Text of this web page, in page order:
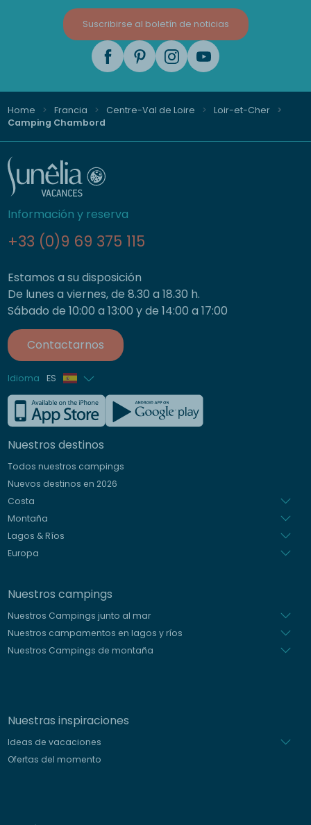
Suscribirse al boletín de noticias
Home Francia Centre-Val de Loire
Loir-et-Cher
Camping Chambord
Información y reserva
+33 (0)9 69 375 115
Estamos a su disposición
De lunes a viernes, de 8.30 a 18.30 h.
Sábado de 10:00 a 13:00 y de 14:00 a 17:00
Contactarnos
Idioma ES
Francés
Inglés
Alemán
Nuestros destinos
Todos nuestros campings
Nuevos destinos en 2026
Costa
Montaña
Lagos & Ríos
Europa
Nuestros campings
Nuestros Campings junto al mar
Nuestros campamentos en lagos y ríos
Nuestros Campings de montaña
Nuestras inspiraciones
Ideas de vacaciones
Ofertas del momento